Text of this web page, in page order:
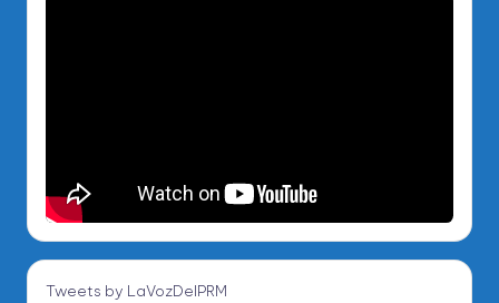
Tweets by LaVozDelPRM